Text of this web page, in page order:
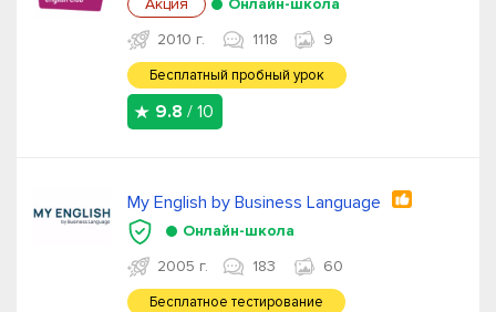
Акция
Онлайн-школа
2010 г.
1118 9
Бесплатный пробный урок
9.8 / 10
My English by Business Language
Онлайн-школа
2005 г.
183 60
Бесплатное тестирование